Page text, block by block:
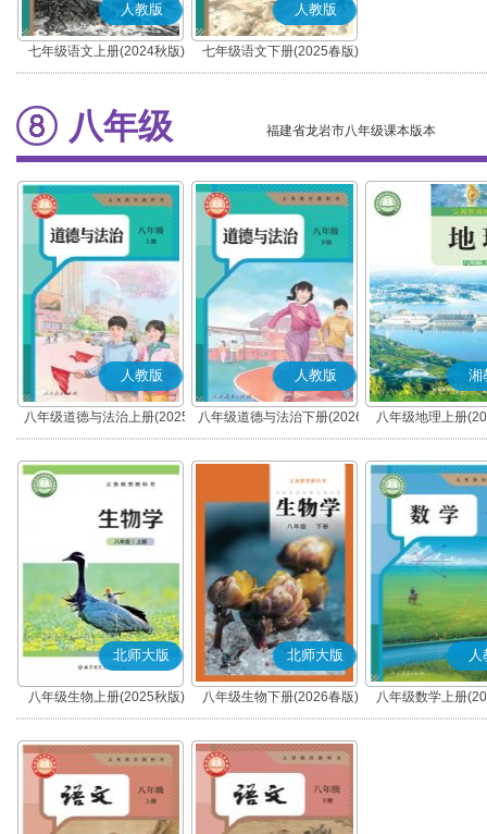
人教版
七年级语文上册(2024秋版)
(部编版)
人教版
七年级语文下册(2025春版)
(部编版)
八年级 福建省龙岩市八年级课本版本
人教版
八年级道德与法治上册(2025
秋版)(部编版)
人教版
八年级道德与法治下册(2026
春版)(部编版)
湘
八年级地理上册
北师大版
八年级生物上册(2025秋版)
北师大版
八年级生物下册(2026春版)
人
八年级数学上册